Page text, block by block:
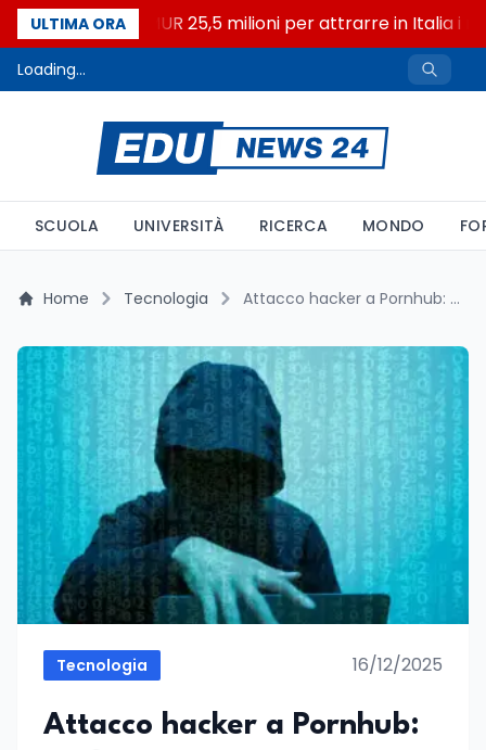
ULTIMA ORA
Università: dal MUR 25,5 milioni per attrarre in Italia i
Loading...
SCUOLA UNIVERSITÀ RICERCA MONDO
Home Tecnologia Attacco hacker a Pornhub: trafugati oltre 94 GB di dati sensibili. Indagini in corso sulla sicurezza degli utenti Premium
Tecnologia 16/12/2025
Attacco hacker a Pornhub: